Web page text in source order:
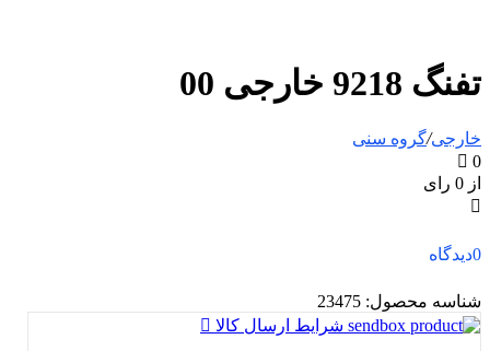
تفنگ 9218 خارجی 00
خارجی/گروه سنی
0
از 0 رای
0دیدگاه
شناسه محصول: 23475
شرایط ارسال کالا